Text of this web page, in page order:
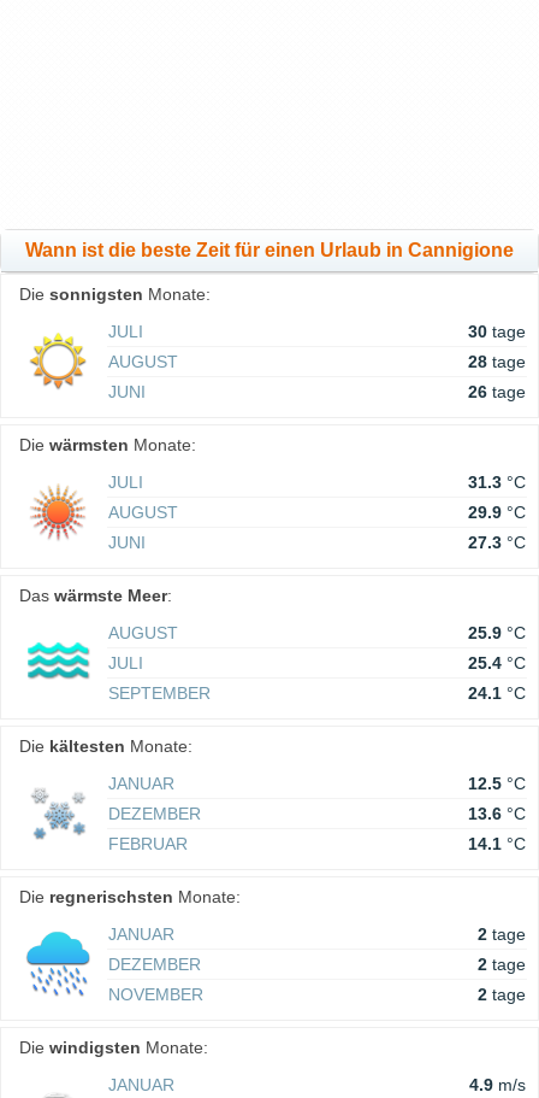
Wann ist die beste Zeit für einen Urlaub in Cannigione
Die sonnigsten Monate:
JULI
30 tage
AUGUST
28 tage
JUNI
26 tage
Die wärmsten Monate:
JULI
31.3 °C
AUGUST
29.9 °C
JUNI
27.3 °C
Das wärmste Meer:
AUGUST
25.9 °C
JULI
25.4 °C
SEPTEMBER
24.1 °C
Die kältesten Monate:
JANUAR
12.5 °C
DEZEMBER
13.6 °C
FEBRUAR
14.1 °C
Die regnerischsten Monate:
JANUAR
2 tage
DEZEMBER
2 tage
NOVEMBER
2 tage
Die windigsten Monate:
JANUAR
4.9 m/s